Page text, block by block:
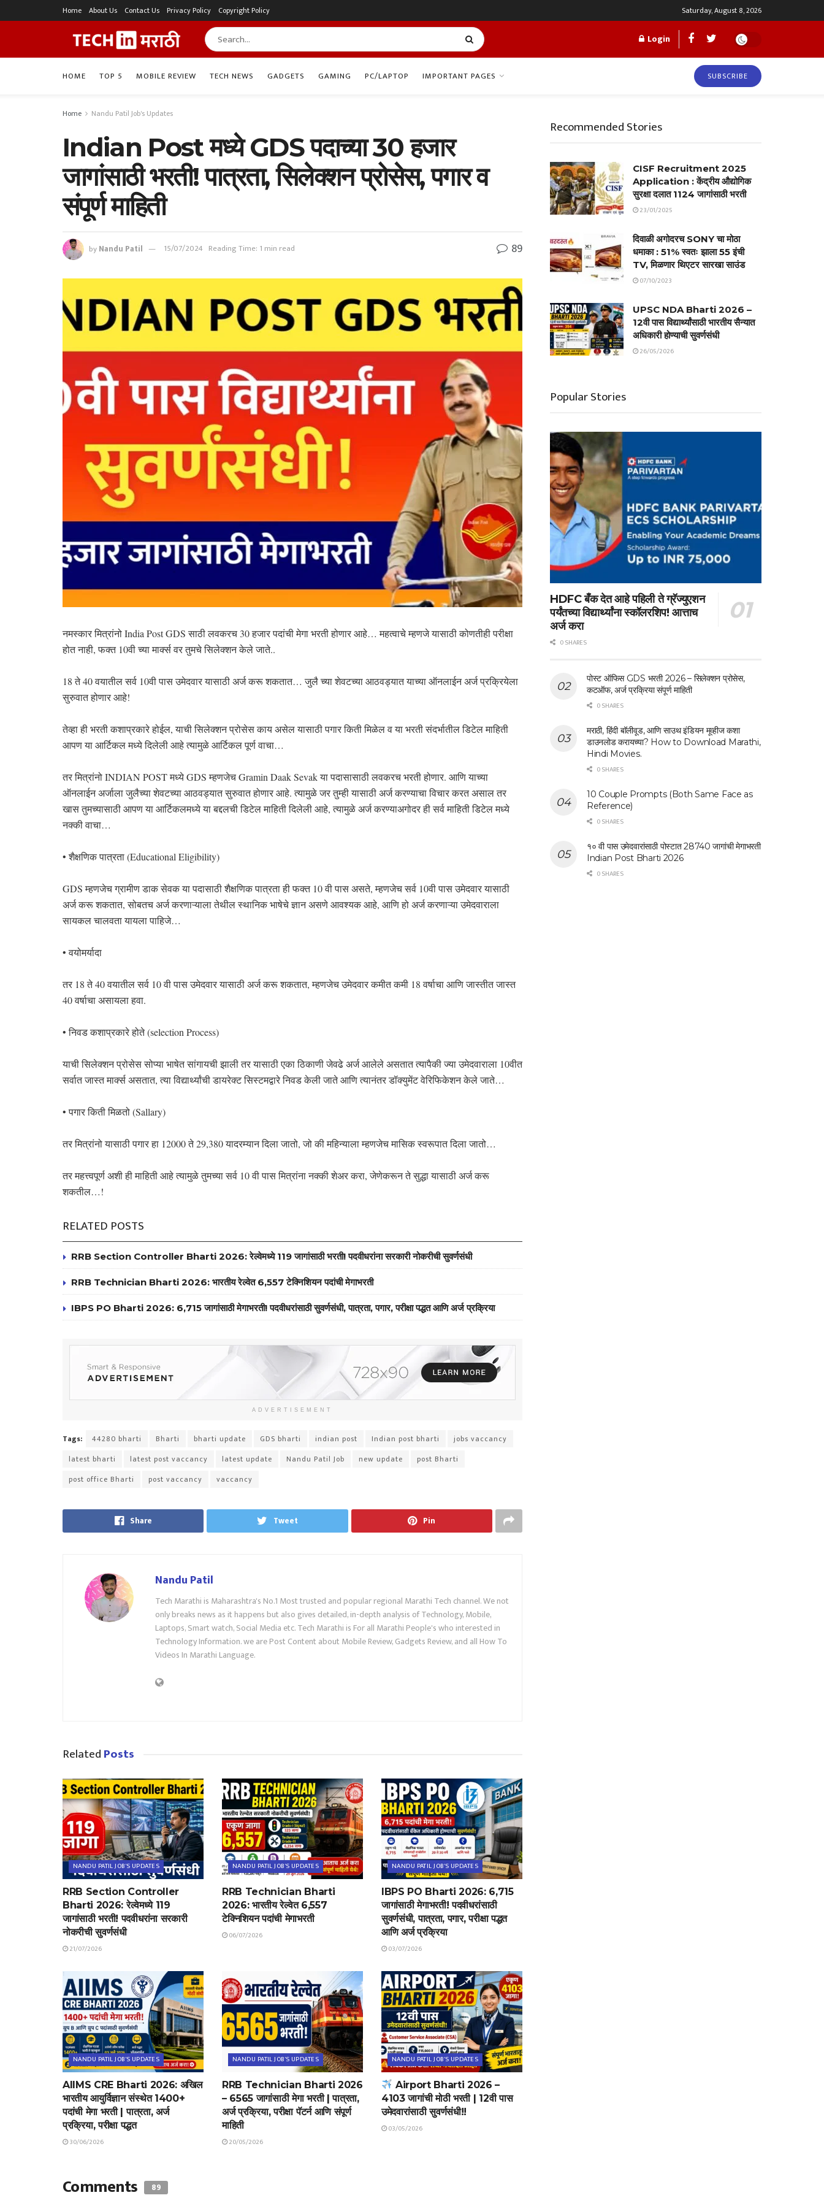
Home About Us Contact Us Privacy Policy Copyright Policy Saturday, August 8, 2026
Login
HOME TOP 5 MOBILE REVIEW TECH NEWS GADGETS GAMING PC/LAPTOP IMPORTANT PAGES SUBSCRIBE
Home Nandu Patil Job's Updates
Indian Post मध्ये GDS पदाच्या 30 हजार
जागांसाठी भरती! पात्रता, सिलेक्शन प्रोसेस, पगार व
संपूर्ण माहिती
byNandu Patil 15/07/2024 Reading Time: 1 min read 89
नमस्कार मित्रांनो India Post GDS साठी लवकरच 30 हजार पदांची मेगा भरती होणार आहे… महत्वाचे म्हणजे यासाठी कोणतीही परीक्षा
होत नाही, फक्त 10वी च्या मार्क्स वर तुमचे सिलेक्शन केले जाते..
18 ते 40 वयातील सर्व 10वी पास उमेदवार यासाठी अर्ज करू शकतात… जुलै च्या शेवटच्या आठवड्यात याच्या ऑनलाईन अर्ज प्रक्रियेला
सुरुवात होणार आहे!
तेव्हा ही भरती कशाप्रकारे होईल, याची सिलेक्शन प्रोसेस काय असेल यासाठी पगार किती मिळेल व या भरती संदर्भातील डिटेल माहिती
आपण या आर्टिकल मध्ये दिलेली आहे त्यामुळे आर्टिकल पूर्ण वाचा…
तर मित्रांनो INDIAN POST मध्ये GDS म्हणजेच Gramin Daak Sevak या पदासासाठी लवकरच भरती होणार. आणि याच्या
ऑनलाईन अर्जाला जुलैच्या शेवटच्या आठवड्यात सुरुवात होणार आहे. त्यामुळे जर तुम्ही यासाठी अर्ज करण्याचा विचार करत असाल तर
खास तुमच्यासाठी आपण या आर्टिकलमध्ये या बद्दलची डिटेल माहिती दिलेली आहे, त्यामुळे अर्ज करण्याअगोदर ही सर्व माहिती डिटेल मध्ये
नक्की वाचा…
• शैक्षणिक पात्रता (Educational Eligibility)
GDS म्हणजेच ग्रामीण डाक सेवक या पदासाठी शैक्षणिक पात्रता ही फक्त 10 वी पास असते, म्हणजेच सर्व 10वी पास उमेदवार यासाठी
अर्ज करू शकतात, सोबतच अर्ज करणाऱ्याला तेथील स्थानिक भाषेचे ज्ञान असणे आवश्यक आहे, आणि हो अर्ज करणाऱ्या उमेदवाराला
सायकल चालवता यायला पाहिजे…
• वयोमर्यादा
तर 18 ते 40 वयातील सर्व 10 वी पास उमेदवार यासाठी अर्ज करू शकतात, म्हणजेच उमेदवार कमीत कमी 18 वर्षाचा आणि जास्तीत जास्त
40 वर्षाचा असायला हवा.
• निवड कशाप्रकारे होते (selection Process)
याची सिलेक्शन प्रोसेस सोप्या भाषेत सांगायची झाली तर यासाठी एका ठिकाणी जेवढे अर्ज आलेले असतात त्यापैकी ज्या उमेदवाराला 10वीत
सर्वात जास्त मार्क्स असतात, त्या विद्यार्थ्यांची डायरेक्ट सिस्टमद्वारे निवड केली जाते आणि त्यानंतर डॉक्युमेंट वेरिफिकेशन केले जाते…
• पगार किती मिळतो (Sallary)
तर मित्रांनो यासाठी पगार हा 12000 ते 29,380 यादरम्यान दिला जातो, जो की महिन्याला म्हणजेच मासिक स्वरूपात दिला जातो…
तर महत्त्वपूर्ण अशी ही माहिती आहे त्यामुळे तुमच्या सर्व 10 वी पास मित्रांना नक्की शेअर करा, जेणेकरून ते सुद्धा यासाठी अर्ज करू
शकतील…!
RELATED POSTS
RRB Section Controller Bharti 2026: रेल्वेमध्ये 119 जागांसाठी भरती! पदवीधरांना सरकारी नोकरीची सुवर्णसंधी
RRB Technician Bharti 2026: भारतीय रेल्वेत 6,557 टेक्निशियन पदांची मेगाभरती
IBPS PO Bharti 2026: 6,715 जागांसाठी मेगाभरती! पदवीधरांसाठी सुवर्णसंधी, पात्रता, पगार, परीक्षा पद्धत आणि अर्ज प्रक्रिया
ADVERTISEMENT
Tags: 44280 bharti Bharti bharti update GDS bharti indian post Indian post bharti
jobs vaccancy
latest bharti
latest post vaccancy latest update Nandu Patil Job new update
post Bharti
post office Bharti
post vaccancy vaccancy
Share Tweet Pin
Nandu Patil
Tech Marathi is Maharashtra's No.1 Most trusted and popular regional Marathi Tech channel. We not
only breaks news as it happens but also gives detailed, in-depth analysis of Technology, Mobile,
Laptops, Smart watch, Social Media etc. Tech Marathi is For all Marathi People's who interested in
Technology Information. we are Post Content about Mobile Review, Gadgets Review, and all How To
Videos In Marathi Language.
RelatedPosts
NANDU PATIL JOB'S UPDATES
RRB Section Controller
Bharti 2026: रेल्वेमध्ये 119
जागांसाठी भरती! पदवीधरांना सरकारी
नोकरीची सुवर्णसंधी
21/07/2026
NANDU PATIL JOB'S UPDATES
RRB Technician Bharti
2026: भारतीय रेल्वेत 6,557
टेक्निशियन पदांची मेगाभरती
06/07/2026
NANDU PATIL JOB'S UPDATES
IBPS PO Bharti 2026: 6,715
जागांसाठी मेगाभरती! पदवीधरांसाठी
सुवर्णसंधी, पात्रता, पगार, परीक्षा पद्धत
आणि अर्ज प्रक्रिया
03/07/2026
NANDU PATIL JOB'S UPDATES
AIIMS CRE Bharti 2026: अखिल
भारतीय आयुर्विज्ञान संस्थेत 1400+
पदांची मेगा भरती | पात्रता, अर्ज
प्रक्रिया, परीक्षा पद्धत
30/06/2026
NANDU PATIL JOB'S UPDATES
RRB Technician Bharti 2026
– 6565 जागांसाठी मेगा भरती | पात्रता,
अर्ज प्रक्रिया, परीक्षा पॅटर्न आणि संपूर्ण
माहिती
20/05/2026
NANDU PATIL JOB'S UPDATES
Airport Bharti 2026 –
4103 जागांची मोठी भरती | 12वी पास
उमेदवारांसाठी सुवर्णसंधी!!
03/05/2026
Comments 89
Recommended Stories
CISF Recruitment 2025
Application : केंद्रीय औद्योगिक
सुरक्षा दलात 1124 जागांसाठी भरती
23/01/2025
दिवाळी अगोदरच SONY चा मोठा
धमाका : 51% स्वतः झाला 55 इंची
TV, मिळणार थिएटर सारखा साउंड
07/10/2023
UPSC NDA Bharti 2026 –
12वी पास विद्यार्थ्यांसाठी भारतीय सैन्यात
अधिकारी होण्याची सुवर्णसंधी
26/05/2026
Popular Stories
HDFC बँक देत आहे पहिली ते ग्रॅज्युएशन
पर्यंतच्या विद्यार्थ्यांना स्कॉलरशिप! आत्ताच
अर्ज करा
0 SHARES
पोस्ट ऑफिस GDS भरती 2026 – सिलेक्शन प्रोसेस,
कटऑफ, अर्ज प्रक्रिया संपूर्ण माहिती
0 SHARES
मराठी, हिंदी बॉलीवूड, आणि साउथ इंडियन मूव्हीज कशा
डाउनलोड करायच्या? How to Download Marathi,
Hindi Movies.
0 SHARES
10 Couple Prompts (Both Same Face as
Reference)
0 SHARES
१० वी पास उमेदवारांसाठी पोस्टात 28740 जागांची मेगाभरती
Indian Post Bharti 2026
0 SHARES